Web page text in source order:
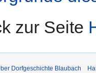
zur Seite
Dorfgeschichte Blaubach